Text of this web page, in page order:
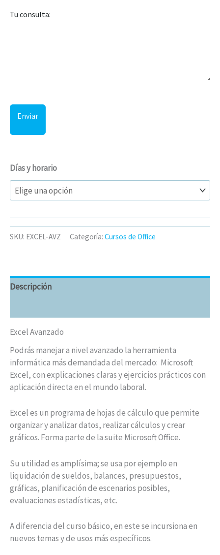
Tu consulta:
Enviar
Días y horario
SKU: EXCEL-AVZ Categoría: Cursos de Office
Descripción
Excel Avanzado
Podrás manejar a nivel avanzado la herramienta
informática más demandada del mercado: Microsoft
Excel, con explicaciones claras y ejercicios prácticos con
aplicación directa en el mundo laboral.
Excel es un programa de hojas de cálculo que permite
organizar y analizar datos, realizar cálculos y crear
gráficos. Forma parte de la suite Microsoft Office.
Su utilidad es amplísima; se usa por ejemplo en
liquidación de sueldos, balances, presupuestos,
gráficas, planificación de escenarios posibles,
evaluaciones estadísticas, etc.
A diferencia del curso básico, en este se incursiona en
nuevos temas y de usos más específicos.